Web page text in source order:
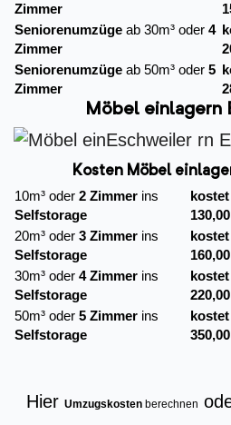
Zimmer
Seniorenumzüge ab 30m³ oder 4
Zimmer
Seniorenumzüge ab 50m³ oder 5
Zimmer
Möbel einlagern
Kosten Möbel
10m³ oder 2 Zimmer ins
Selfstorage
kostet
20m³ oder 3 Zimmer ins
Selfstorage
kostet
30m³ oder 4 Zimmer ins
Selfstorage
kostet
50m³ oder 5 Zimmer ins
Selfstorage
kostet
Hier Umzugskostenberechnen